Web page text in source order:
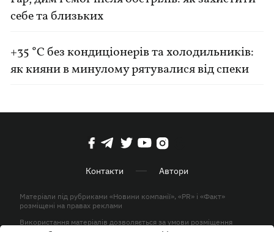
себе та близьких
+35 °C без кондиціонерів та холодильників:
як кияни в минулому рятувалися від спеки
Контакти Автори
Матеріали під рубриками «Новини компанії», «PR» і «Факт»
розміщені на правах реклами
Використання матеріалів дозволяється за умови розміщення